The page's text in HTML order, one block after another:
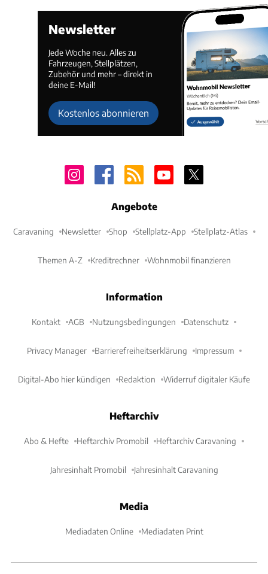
Newsletter
Jede Woche neu. Alles zu
Fahrzeugen, Stellplätzen,
Zubehör und mehr – direkt in
deine E-Mail!
Kostenlos abonnieren
Angebote
Caravaning Newsletter Shop Stellplatz-App Stellplatz-Atlas
Themen A-Z Kreditrechner Wohnmobil finanzieren
Information
Kontakt AGB Nutzungsbedingungen Datenschutz
Privacy Manager Barrierefreiheitserklärung Impressum
Digital-Abo hier kündigen Redaktion Widerruf digitaler Käufe
Heftarchiv
Abo & Hefte Heftarchiv Promobil Heftarchiv Caravaning
Jahresinhalt Promobil Jahresinhalt Caravaning
Media
Mediadaten Online Mediadaten Print